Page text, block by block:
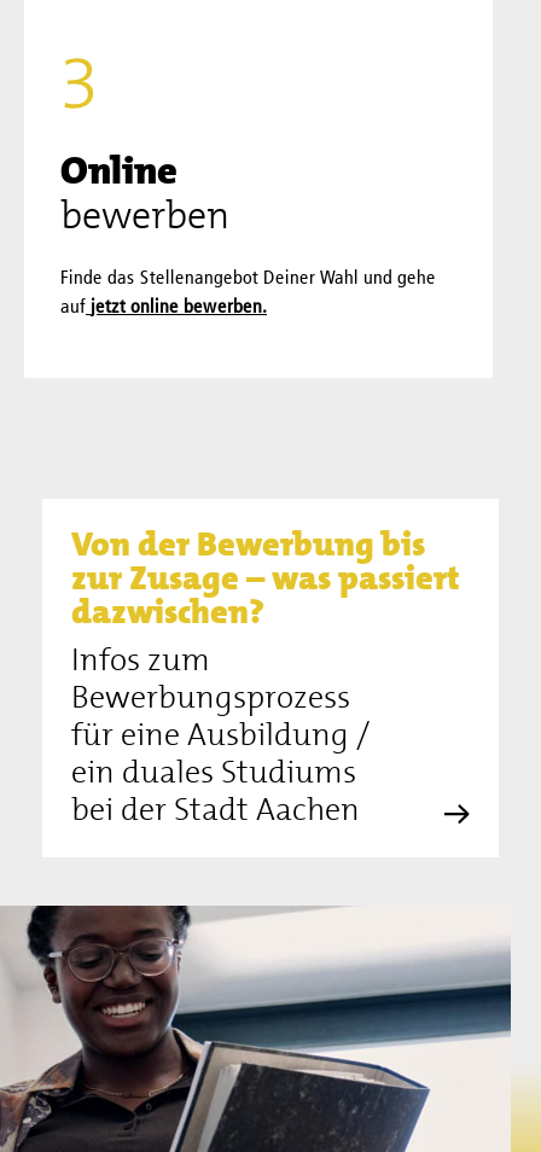
Online
bewerben
Finde das Stellenangebot Deiner Wahl und gehe
auf jetzt online bewerben.
Von der Bewerbung bis
zur Zusage – was passiert
dazwischen?
Infos zum
Bewerbungs­prozess
für eine Ausbildung /
ein duales Studiums
bei der Stadt Aachen